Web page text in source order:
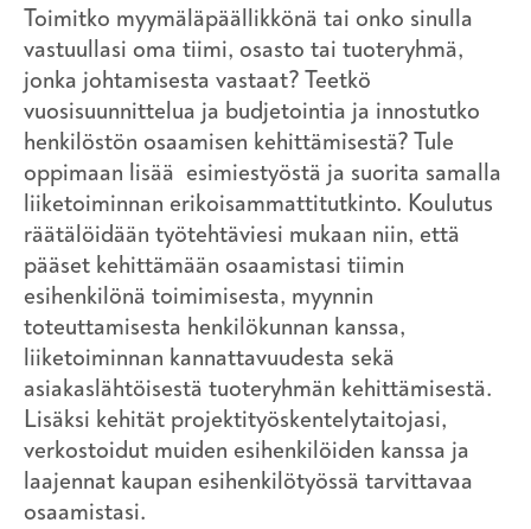
Toimitko myymäläpäällikkönä tai onko sinulla
vastuullasi oma tiimi, osasto tai tuoteryhmä,
jonka johtamisesta vastaat? Teetkö
vuosisuunnittelua ja budjetointia ja innostutko
henkilöstön osaamisen kehittämisestä? Tule
oppimaan lisää esimiestyöstä ja suorita samalla
liiketoiminnan erikoisammattitutkinto. Koulutus
räätälöidään työtehtäviesi mukaan niin, että
pääset kehittämään osaamistasi tiimin
esihenkilönä toimimisesta, myynnin
toteuttamisesta henkilökunnan kanssa,
liiketoiminnan kannattavuudesta sekä
asiakaslähtöisestä tuoteryhmän kehittämisestä.
Lisäksi kehität projektityöskentelytaitojasi,
verkostoidut muiden esihenkilöiden kanssa ja
laajennat kaupan esihenkilötyössä tarvittavaa
osaamistasi.